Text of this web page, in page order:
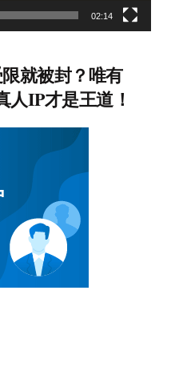
02:14
就被封？唯有
人IP才是王道！